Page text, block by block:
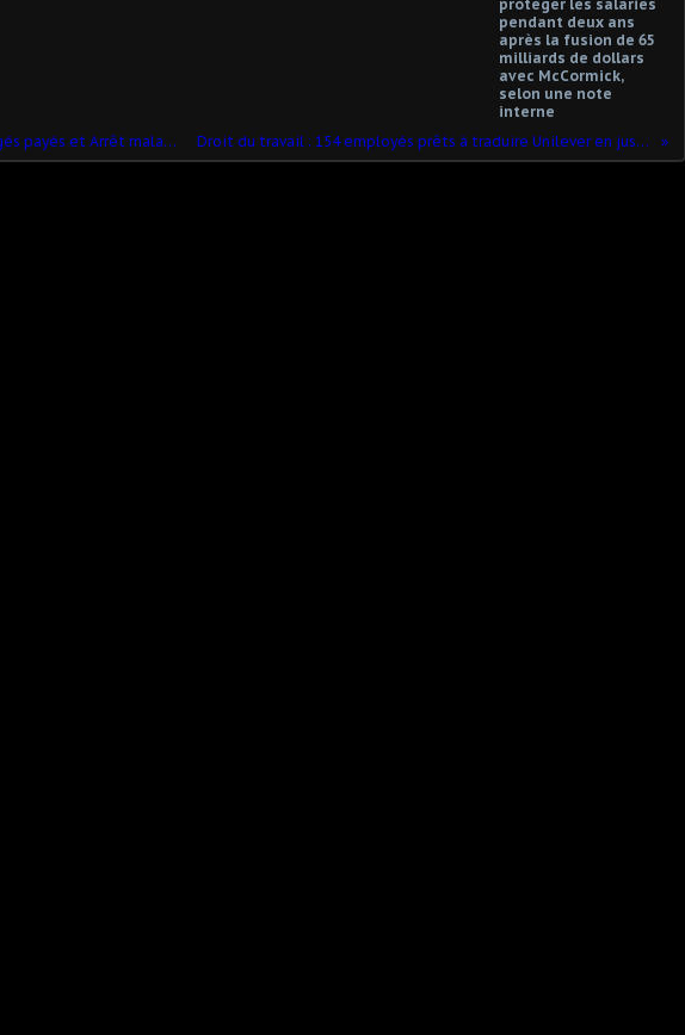
protéger les salariés
pendant deux ans
après la fusion de 65
milliards de dollars
avec McCormick,
selon une note
interne
Congés payés et Arrêt maladie
Droit du travail : 154 employés prêts à traduire Unilever en justice